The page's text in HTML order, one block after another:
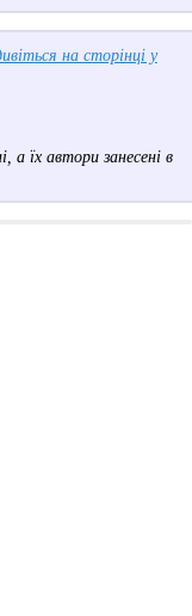
на сторінці у
а їх автори занесені в